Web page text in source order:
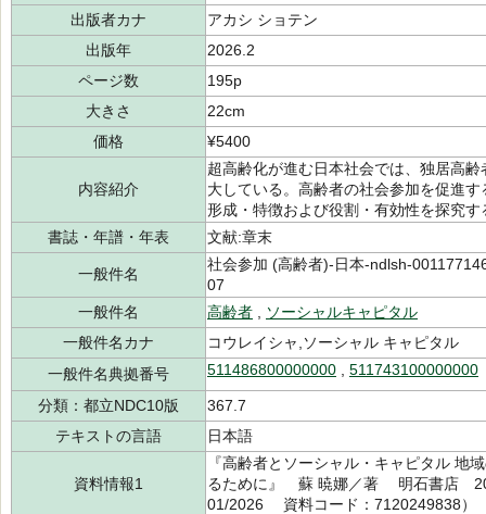
出版者カナ
アカシ ショテン
出版年
2026.2
ページ数
195p
大きさ
22cm
価格
¥5400
内容紹介
超高齢化が進む日本社会では、独居高
大している。高齢者の社会参加を促進
形成・特徴および役割・有効性を探究す
書誌・年譜・年表
文献:章末
一般件名
社会参加 (高齢者)-日本-ndlsh-
07
一般件名
高齢者
ソーシャルキャピタル
一般件名カナ
コウレイシャ,ソーシャル キャピタル
一般件名典拠番号
511486800000000 511743100000000
分類：都立NDC10版
367.7
テキストの言語
日本語
資料情報1
『高齢者とソーシャル・キャピタル 地
るために』 蘇 暁娜／著 明石書店
01/2026 資料コード：7120249838）